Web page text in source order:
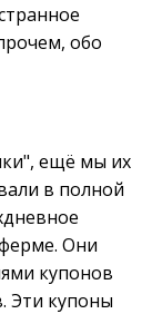
обо
ещё мы их
в полной
Они
купонов
Эти купоны